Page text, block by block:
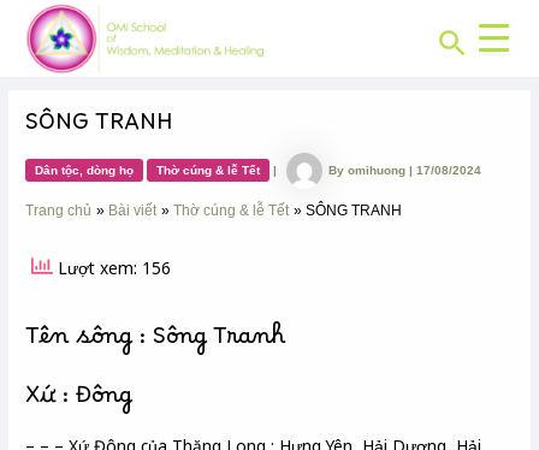
content
Search
SÔNG TRANH
Dân tộc, dòng họ Thờ cúng & lễ Tết | Byomihuong|17/08/2024
Trang chủ Bài viết Thờ cúng & lễ Tết SÔNG TRANH
Lượt xem: 156
Tên sông : Sông Tranh
Xứ : Đông
Post
navigation
CHUYÊN
MỤC: